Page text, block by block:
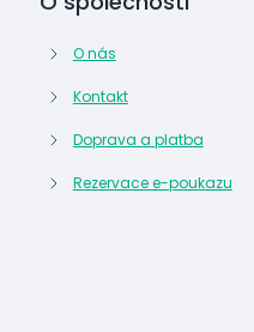
O nás
Kontakt
Doprava a platba
Rezervace e-poukazu